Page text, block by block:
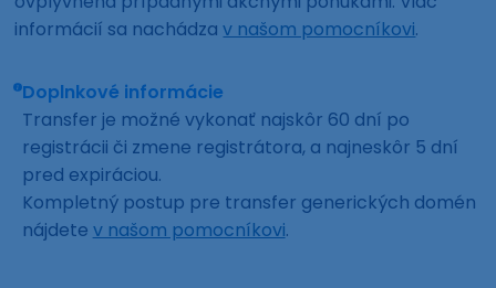
informácií sa nachádzav našom pomocníkovi.
Doplnkové informácie
Transfer je možné vykonať najskôr 60 dní po
registrácii či zmene registrátora, a najneskôr 5 dní
pred expiráciou.
Kompletný postup pre transfer generických domén
nájdete v našom pomocníkovi.